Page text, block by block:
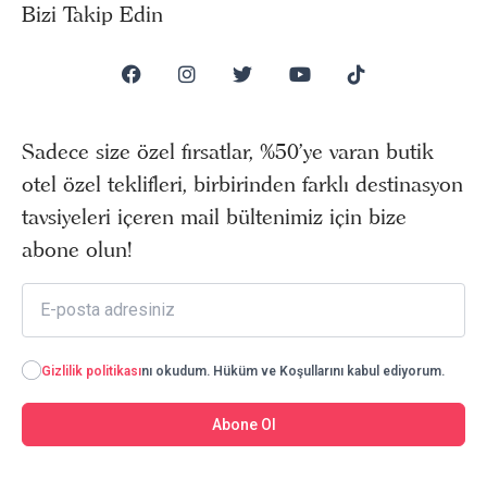
Bizi Takip Edin
Sadece size özel fırsatlar, %50’ye varan butik
otel özel teklifleri, birbirinden farklı destinasyon
tavsiyeleri içeren mail bültenimiz için bize
abone olun!
Gizlilik politikasını okudum. Hüküm ve Koşullarını kabul ediyorum.
Abone Ol